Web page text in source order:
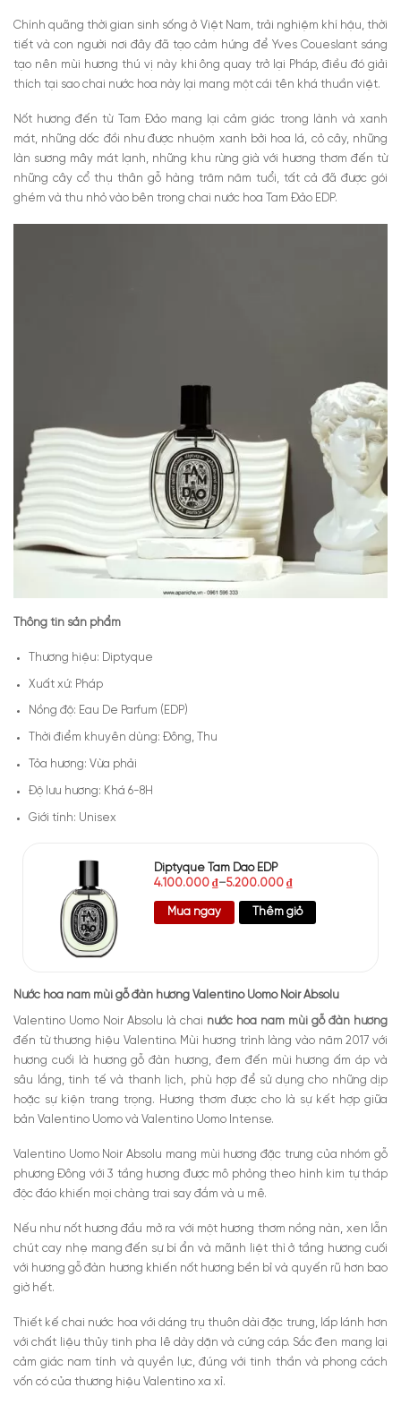
Chính quãng thời gian sinh sống ở Việt Nam, trải nghiệm khí hậu, thời
tiết và con người nơi đây đã tạo cảm hứng để Yves Coueslant sáng
tạo nên mùi hương thú vị này khi ông quay trở lại Pháp, điều đó giải
thích tại sao chai nước hoa này lại mang một cái tên khá thuần việt.
Nốt hương đến từ Tam Đảo mang lại cảm giác trong lành và xanh
mát, những dốc đồi như được nhuộm xanh bởi hoa lá, cỏ cây, những
làn sương mây mát lạnh, những khu rừng già với hương thơm đến từ
những cây cổ thụ thân gỗ hàng trăm năm tuổi, tất cả đã được gói
ghém và thu nhỏ vào bên trong chai nước hoa Tam Đảo EDP.
Thông tin sản phẩm
Thương hiệu: Diptyque
Xuất xứ: Pháp
Nồng độ: Eau De Parfum (EDP)
Thời điểm khuyên dùng: Đông, Thu
Tỏa hương: Vừa phải
Độ lưu hương: Khá 6-8H
Giới tính: Unisex
Diptyque Tam Dao EDP
4.100.000₫–5.200.000₫
Mua ngay Thêm giỏ
Nước hoa nam mùi gỗ đàn hương Valentino Uomo Noir Absolu
Valentino Uomo Noir Absolu là chai nước hoa nam mùi gỗ đàn hương
đến từ thương hiệu Valentino. Mùi hương trình làng vào năm 2017 với
hương cuối là hương gỗ đàn hương, đem đến mùi hương ấm áp và
sâu lắng, tinh tế và thanh lịch, phù hợp để sử dụng cho những dịp
hoặc sự kiện trang trọng. Hương thơm được cho là sự kết hợp giữa
bản Valentino Uomo và Valentino Uomo Intense.
Valentino Uomo Noir Absolu mang mùi hương đặc trưng của nhóm gỗ
phương Đông với 3 tầng hương được mô phỏng theo hình kim tự tháp
độc đáo khiến mọi chàng trai say đắm và u mê.
Nếu như nốt hương đầu mở ra với một hương thơm nồng nàn, xen lẫn
chút cay nhẹ mang đến sự bí ẩn và mãnh liệt thì ở tầng hương cuối
với hương gỗ đàn hương khiến nốt hương bền bỉ và quyến rũ hơn bao
giờ hết.
Thiết kế chai nước hoa với dáng trụ thuôn dài đặc trưng, lấp lánh hơn
với chất liệu thủy tinh pha lê dày dặn và cứng cáp. Sắc đen mang lại
cảm giác nam tính và quyền lực, đúng với tinh thần và phong cách
vốn có của thương hiệu Valentino xa xỉ.